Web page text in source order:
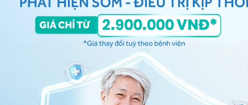
nốt mụn nước thủy đậu qua từng ngày
giai đoạn có dấu hiệu khác nhau. Cụ thể:
trong người và phát bệnh. Giai đoạn này kéo dài từ 10 -
bất kỳ dấu hiệu gì, rất khó để nhận biết.